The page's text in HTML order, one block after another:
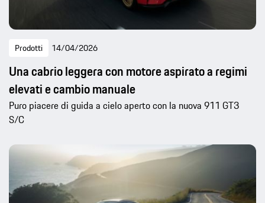
Prodotti 14/04/2026
Una cabrio leggera con motore aspirato a regimi
elevati e cambio manuale
Puro piacere di guida a cielo aperto con la nuova 911 GT3
S/C